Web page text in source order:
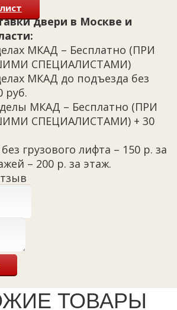
двери в Москве и
МКАД – Бесплатно (ПРИ
СПЕЦИАЛИСТАМИ)
МКАД до подъезда без
руб.
МКАД – Бесплатно (ПРИ
СПЕЦИАЛИСТАМИ) + 30
грузового лифта – 150 р. за
– 200 р. за этаж.
ТОВАРЫ